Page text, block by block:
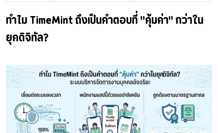
ทำไม TimeMint ถึงเป็นคำตอบที่ "คุ้มค่า" กว่าใน
ยุคดิจิทัล?